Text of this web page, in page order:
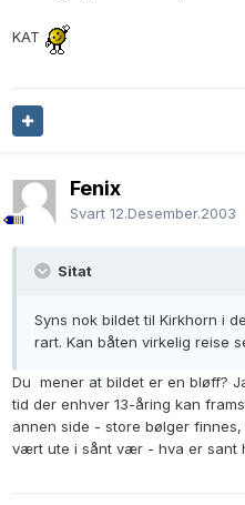
KAT
Fenix
Svart 12.Desember.2003
Sitat
Syns nok bildet til Kirkhorn i
rart. Kan båten virkelig reise
Du mener at bildet er en bløff?
tid der enhver 13-åring kan
annen side - store bølger
vært ute i sånt vær - hva er sant